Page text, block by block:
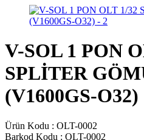
V-SOL 1 PON
SPLİTER
(V1600GS-O32)
Ürün Kodu : OLT-0002
Barkod Kodu : OLT-0002